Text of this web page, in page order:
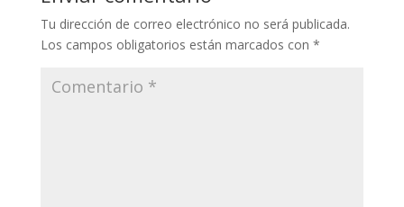
Tu dirección de correo electrónico no será publicada.
Los campos obligatorios están marcados con *